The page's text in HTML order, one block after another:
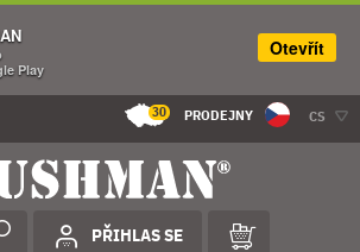
30 PRODEJNY CS
PŘIHLAS SE
Play
Otevřít